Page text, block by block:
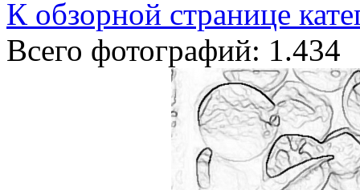
К обзорной странице
Всего фотографий: 1.434